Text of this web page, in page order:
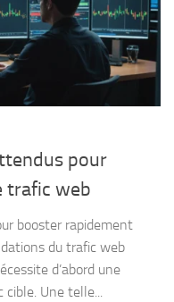
pour
trafic web
booster rapidement
du trafic web
d’abord une
cible. Une telle...